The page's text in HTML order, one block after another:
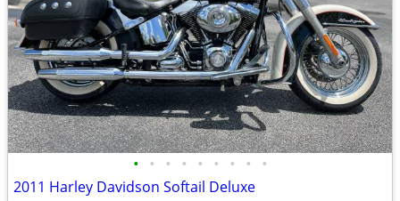
• • • • • • • • •
2011 Harley Davidson Softail Deluxe